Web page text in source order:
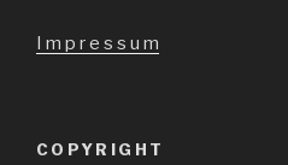
I m p r e s s u m
COPYRIGHT